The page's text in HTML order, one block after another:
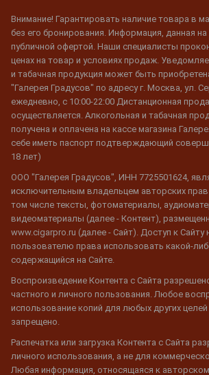
Внимание! Гарантировать наличие товара в
без его бронирования. Информация, данная на
публичной офертой. Наши специалисты
ценах на товар и условиях продаж.
и табачная продукция может быть
"Галерея Градусов" по адресу г. Москва, ул.
ежедневно, с 10:00-22:00 Дистанционная
осуществляется. Алкогольная и табачная
получена и оплачена на кассе магазина
себе иметь паспорт подтверждающий
18 лет)
ООО "Галерея Градусов", ИНН 7725501624,
исключительным владельцем авторских
том числе тексты, фотоматериалы,
видеоматериалы (далее - Контент),
www.cigarpro.ru (далее - Сайт). Доступ к Сайту
пользователю права использовать какой-
содержащийся на Сайте.
Воспроизведение Контента с Сайта
частного и личного пользования. Любое
использование копий для любых других целей
запрещено.
Распечатка или загрузка Контента с Сайта
личного использования, а не для
Любая информация, относящаяся к